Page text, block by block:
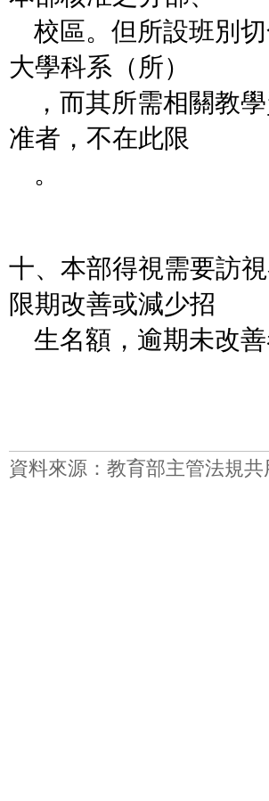
校區。但所設班別
大學科系（所）
，而其所需相關教
准者，不在此限
。
十、本部得視需要訪
限期改善或減少招
生名額，逾期未改
資料來源：教育部主管法規共